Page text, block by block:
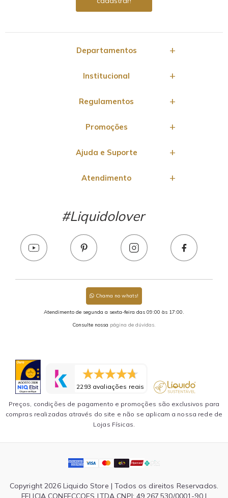
Departamentos
Institucional
Regulamentos
Promoções
Ajuda e Suporte
Atendimento
#Liquidolover
Chama no whats!
Atendimento de segunda a sexta-feira das 09:00 às 17:00.
Consulte nossa página de dúvidas.
2293 avaliações reais
Preços, condições de pagamento e promoções são exclusivos para
compras realizadas através do site e não se aplicam a nossa rede de
Lojas Físicas.
Copyright 2026 Liquido Store | Todos os direitos Reservados.
FELICIA CONFECCOES LTDA CNPJ: 49.267.530/0001-90 |